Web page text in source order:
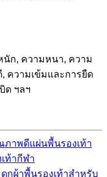
นัก, ความหนา, ความ
ความเข้มและการยืด
ด ฯลฯ
ภาพดีแผ่นพื้นรองเท้า
ท้ากีฬา
ดูกผ้าพื้นรองเท้าสำหรับ